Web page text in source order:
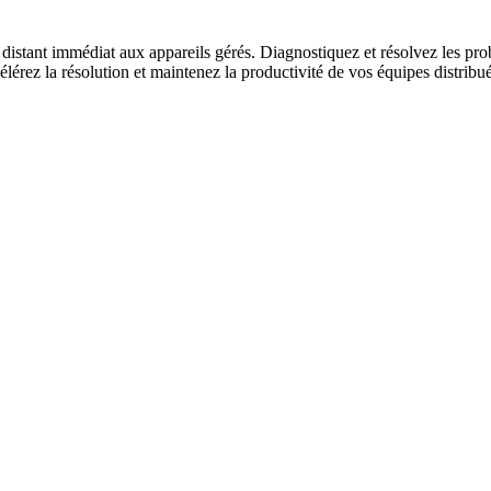
immédiat aux appareils gérés. Diagnostiquez et résolvez les
la résolution et maintenez la productivité de vos équipes